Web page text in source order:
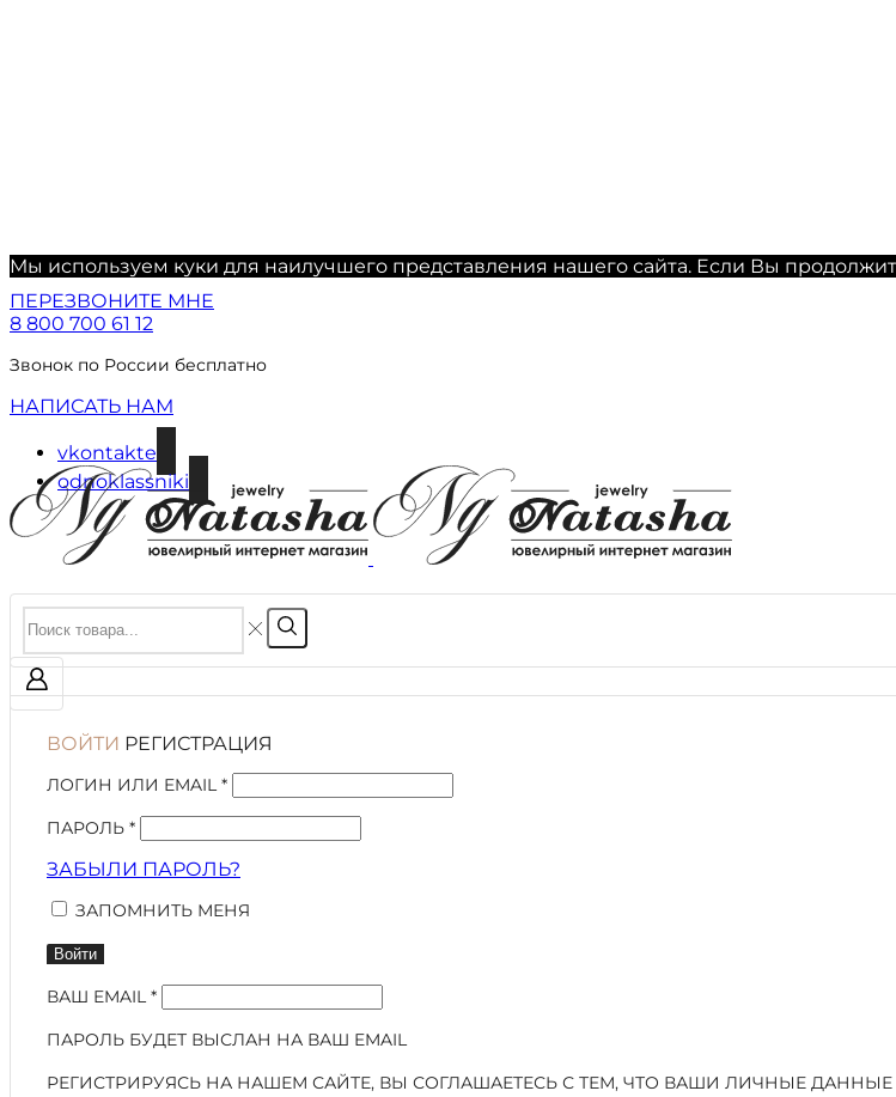
Мы используем куки для наилучшего представления нашего сайта. Если Вы
ПЕРЕЗВОНИТЕ МНЕ
8 800 700 61 12
Звонок по России бесплатно
НАПИСАТЬ НАМ
vkontakte
odnoklassniki
ВОЙТИ РЕГИСТРАЦИЯ
ЛОГИН ИЛИ EMAIL*
ПАРОЛЬ *
ЗАБЫЛИ ПАРОЛЬ?
ЗАПОМНИТЬ МЕНЯ
Войти
ВАШ EMAIL*
ПАРОЛЬ БУДЕТ ВЫСЛАН НА ВАШ EMAIL
РЕГИСТРИРУЯСЬ НА НАШЕМ САЙТЕ, ВЫ СОГЛАШАЕТЕСЬ С ТЕМ, ЧТО ВАШИ ЛИЧНЫЕ